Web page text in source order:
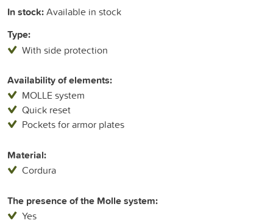
In stock:Available in stock
Type:
With side protection
Availability of elements:
MOLLE system
Quick reset
Pockets for armor plates
Material:
Cordura
The presence of the Molle system:
Yes